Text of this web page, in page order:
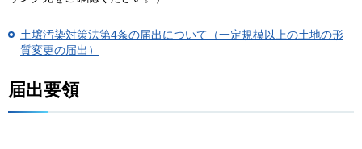
土壌汚染対策法第4条の届出について（一定規模以上の土地の形
質変更の届出）
届出要領